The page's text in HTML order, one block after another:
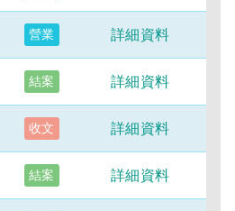
營業 詳細資料
結案 詳細資料
收文 詳細資料
結案 詳細資料